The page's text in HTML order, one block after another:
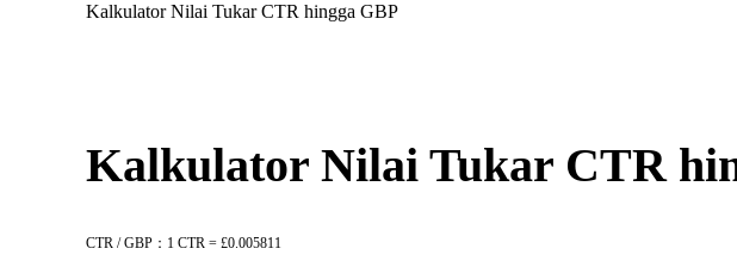
Kalkulator Nilai Tukar CTR hingga GBP
Kalkulator Nilai Tukar CTR
CTR / GBP：1 CTR = £0.005811